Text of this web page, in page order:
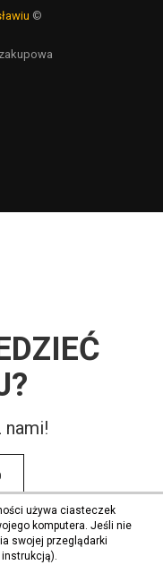
©
nami!
używa ciasteczek
komputera. Jeśli nie
swojej przeglądarki